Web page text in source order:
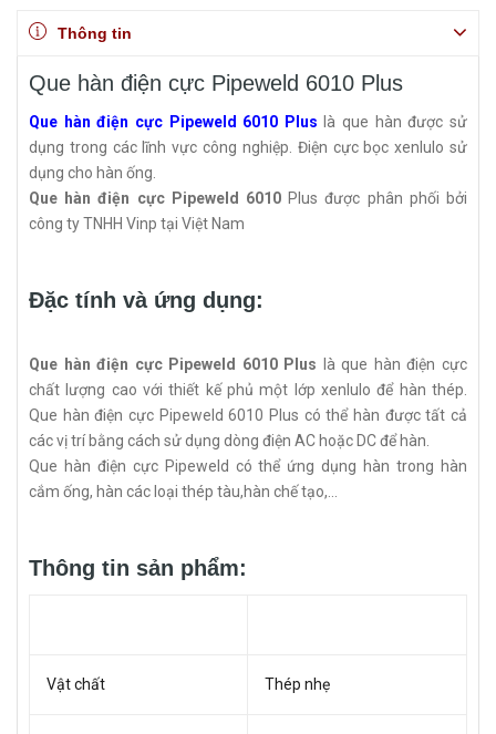
Thông tin
Que hàn điện cực Pipeweld 6010 Plus
Que hàn điện cực Pipeweld 6010 Plus
là que hàn được sử
dụng trong các lĩnh vực công nghiệp. Điện cực bọc xenlulo sử
dụng cho hàn ống.
Que hàn điện cực Pipeweld 6010 Plus được phân phối bởi
công ty TNHH Vinp tại Việt Nam
Đặc tính và ứng dụng:
Que hàn điện cực Pipeweld 6010 Plus
là que hàn điện cực
chất lượng cao với thiết kế phủ một lớp xenlulo để hàn thép.
Que hàn điện cực Pipeweld 6010 Plus có thể hàn được tất cả
các vị trí bằng cách sử dụng dòng điện AC hoặc DC để hàn.
Que hàn điện cực Pipeweld có thể ứng dụng hàn trong hàn
cắm ống, hàn các loại thép tàu,hàn chế tạo,...
Thông tin sản phẩm:
Vật chất Thép nhẹ